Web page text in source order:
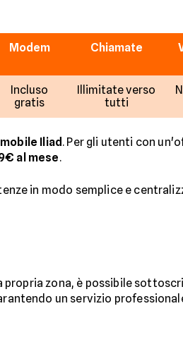
Modem Chiamate
Incluso
gratis
Illimitate verso
tutti
Iliad . Per gli utenti con
al mese.
in modo semplice e
propria zona, è possibile
un servizio